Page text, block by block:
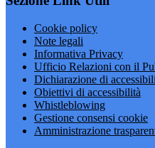
Cookie policy
Note legali
Informativa Privacy
Ufficio Relazioni con il
Dichiarazione di
Obiettivi di accessibilità
Whistleblowing
Gestione consensi cookie
Amministrazione